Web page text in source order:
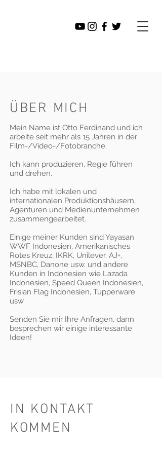
ÜBER MICH
Mein Name ist Otto Ferdinand und ich
arbeite seit mehr als 15 Jahren in der
Film-/Video-/Fotobranche.
Ich kann produzieren, Regie führen
und drehen.
Ich habe mit lokalen und
internationalen Produktionshäusern,
Agenturen und Medienunternehmen
zusammengearbeitet.​
Einige meiner Kunden sind Yayasan
WWF Indonesien, Amerikanisches
Rotes Kreuz, IKRK, Unilever, AJ+,
MSNBC, Danone usw. und andere
Kunden in Indonesien wie Lazada
Indonesien, Speed Queen Indonesien,
Frisian Flag Indonesien, Tupperware
usw.
Senden Sie mir Ihre Anfragen, dann
besprechen wir einige interessante
Ideen!
IN KONTAKT
KOMMEN